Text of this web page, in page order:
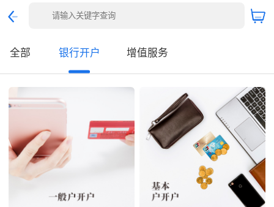
全部 银行开户 增值服务